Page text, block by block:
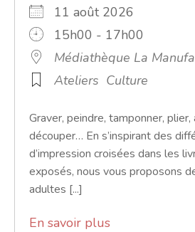
11 août 2026
15h00 - 17h00
Médiathèque La
Ateliers Culture
Graver, peindre, tamponner, plier,
découper… En s’inspirant des
d’impression croisées dans les
exposés, nous vous proposons
adultes [...]
En savoir plus